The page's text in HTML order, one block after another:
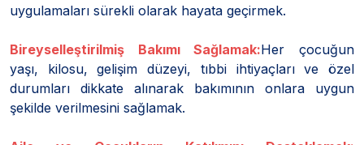
uygulamaları sürekli olarak hayata geçirmek.
Bireyselleştirilmiş Bakımı Sağlamak:Her çocuğun
yaşı, kilosu, gelişim düzeyi, tıbbi ihtiyaçları ve özel
durumları dikkate alınarak bakımının onlara uygun
şekilde verilmesini sağlamak.